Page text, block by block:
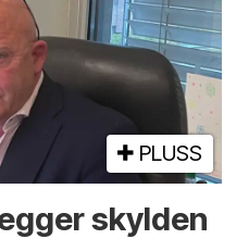
PLUSS
skylden